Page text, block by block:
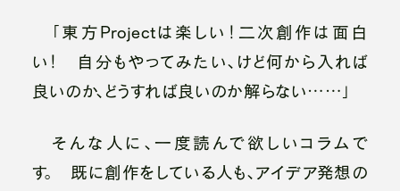
「東方Projectは楽しい！二次創作は面白
い！ 自分もやってみたい、けど何から入れば
良いのか、どうすれば良いのか解らない……」
そんな人に、一度読んで欲しいコラムで
す。 既に創作をしている人も、アイデア発想の